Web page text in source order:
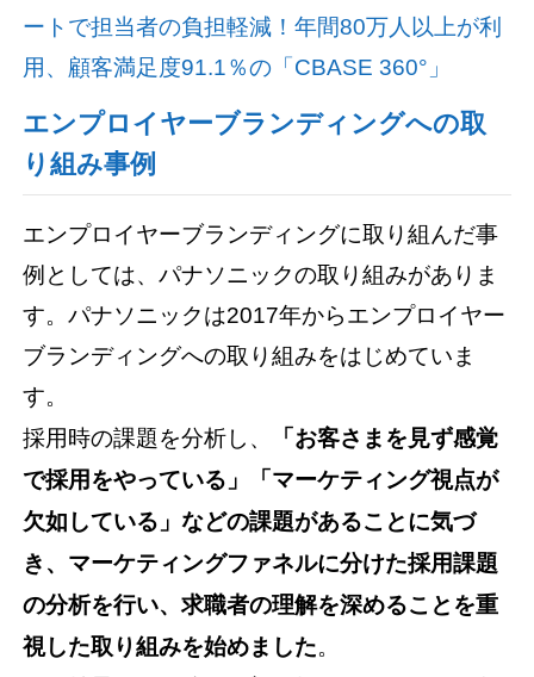
ートで担当者の負担軽減！年間80万人以上が利
用、顧客満足度91.1％の「CBASE 360°」
エンプロイヤーブランディングへの取
り組み事例
エンプロイヤーブランディングに取り組んだ事
例としては、パナソニックの取り組みがありま
す。パナソニックは2017年からエンプロイヤー
ブランディングへの取り組みをはじめていま
す。
採用時の課題を分析し、
「お客さまを見ず感覚
で採用をやっている」「マーケティング視点が
欠如している」などの課題があることに気づ
き、マーケティングファネルに分けた採用課題
の分析を行い、求職者の理解を深めることを重
視した取り組みを始めました。